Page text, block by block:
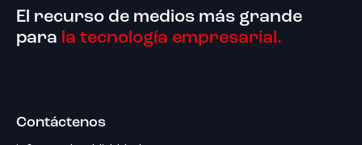
El recurso de medios más grande
para la tecnología empresarial.
Contáctenos